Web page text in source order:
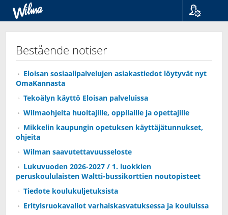
Bestående notiser
Eloisan sosiaalipalvelujen asiakastiedot löytyvät nyt
OmaKannasta
Tekoälyn käyttö Eloisan palveluissa
Wilmaohjeita huoltajille, oppilaille ja opettajille
Mikkelin kaupungin opetuksen käyttäjätunnukset,
ohjeita
Wilman saavutettavuusseloste
Lukuvuoden 2026-2027 / 1. luokkien
peruskoululaisten Waltti-bussikorttien noutopisteet
Tiedote koulukuljetuksista
Erityisruokavaliot varhaiskasvatuksessa ja kouluissa